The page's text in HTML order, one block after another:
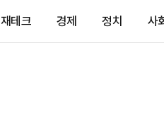
재테크 경제 정치 사